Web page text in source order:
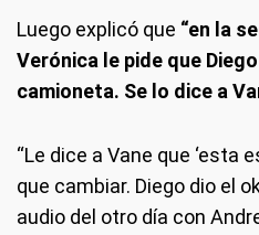
Luego explicó que “en la
Verónica le pide que
camioneta. Se lo dice a
“Le dice a Vane que ‘esta
que cambiar. Diego dio el
audio del otro día con